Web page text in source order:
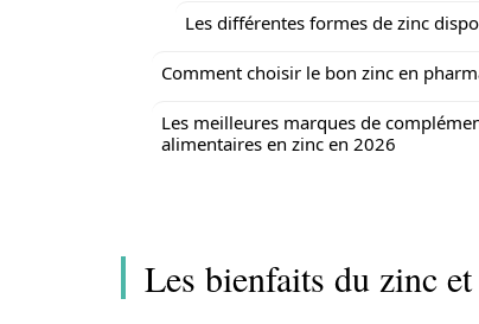
Les différentes formes de zinc
Comment choisir le bon zinc en
Les meilleures marques de
alimentaires en zinc en 2026
Les bienfaits du zinc